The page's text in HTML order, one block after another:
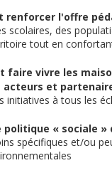
renforcer l'offre
scolaires, des
tout en
faire vivre les
acteurs et
initiatives à tous les
« sociale »
spécifiques et/ou